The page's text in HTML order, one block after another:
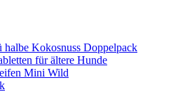
halbe Kokosnuss Doppelpack
für ältere Hunde
Mini Wild